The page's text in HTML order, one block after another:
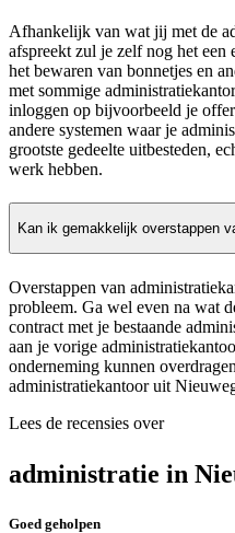
Afhankelijk van wat jij met de
afspreekt zul je zelf nog het een
het bewaren van bonnetjes en
met sommige
inloggen op bijvoorbeeld je
andere systemen waar je
grootste gedeelte uitbesteden,
werk hebben.
Kan ik gemakkelijk overstappen
Overstappen van
probleem. Ga wel even na wat
contract met je bestaande
aan je vorige
onderneming kunnen
administratiekantoor uit
Lees de recensies over
administratie in
Goed geholpen